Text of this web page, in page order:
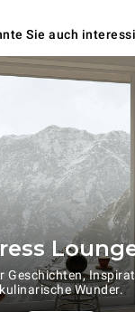
Sie auch
Geschichten,
kulinarische Wunder.